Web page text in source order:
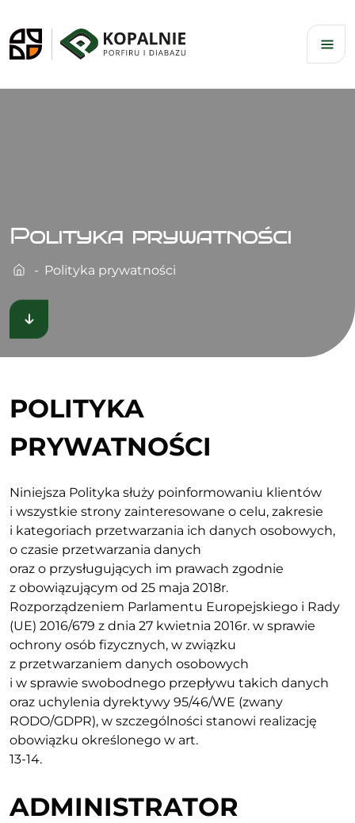
content
Polityka prywatności
Polityka prywatności
POLITYKA
PRYWATNOŚCI
Niniejsza Polityka służy poinformowaniu klientów
i wszystkie strony zainteresowane o celu, zakresie
i kategoriach przetwarzania ich danych osobowych,
o czasie przetwarzania danych
oraz o przysługujących im prawach zgodnie
z obowiązującym od 25 maja 2018r.
Rozporządzeniem Parlamentu Europejskiego i Rady
(UE) 2016/679 z dnia 27 kwietnia 2016r. w sprawie
ochrony osób fizycznych, w związku
z przetwarzaniem danych osobowych
i w sprawie swobodnego przepływu takich danych
oraz uchylenia dyrektywy 95/46/WE (zwany
RODO/GDPR), w szczególności stanowi realizację
obowiązku określonego w art.
13-14.
ADMINISTRATOR